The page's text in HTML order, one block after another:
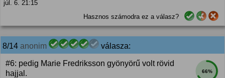
júl. 6. 21:15
Hasznos számodra ez a válasz?
8/14 anonim válasza:
66%
#6: pedig Marie Fredriksson gyönyörű volt rövid
hajjal.